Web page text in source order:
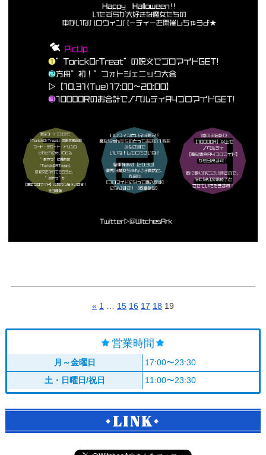
« 1 15 16 17 18 19
営業時間
月～金曜日
17:00〜23:30
土・日曜日/祝日
11:00〜23:30
LINK